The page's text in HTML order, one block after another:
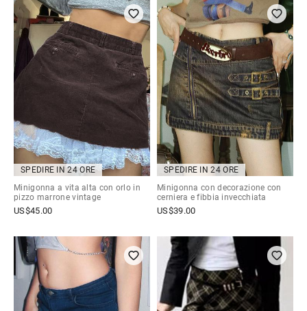
SPEDIRE IN 24 ORE
Minigonna a vita alta con orlo in
pizzo marrone vintage
US$45.00
SPEDIRE IN 24 ORE
Minigonna con decorazione con
cerniera e fibbia invecchiata
US$39.00